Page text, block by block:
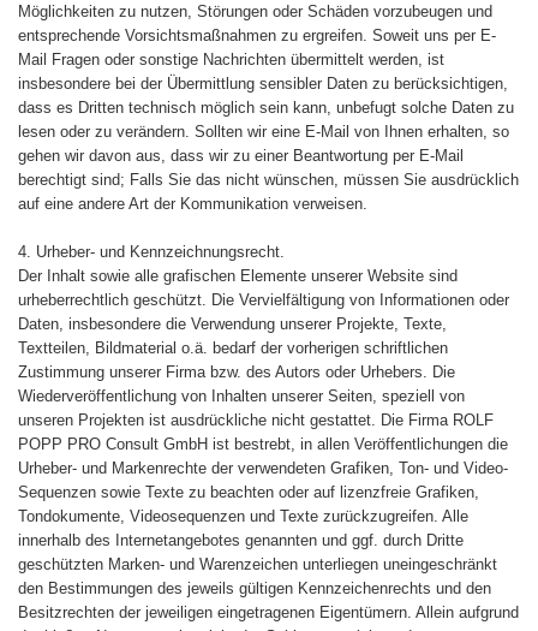
Möglichkeiten zu nutzen, Störungen oder Schäden vorzubeugen und
entsprechende Vorsichtsmaßnahmen zu ergreifen. Soweit uns per E-
Mail Fragen oder sonstige Nachrichten übermittelt werden, ist
insbesondere bei der Übermittlung sensibler Daten zu berücksichtigen,
dass es Dritten technisch möglich sein kann, unbefugt solche Daten zu
lesen oder zu verändern. Sollten wir eine E-Mail von Ihnen erhalten, so
gehen wir davon aus, dass wir zu einer Beantwortung per E-Mail
berechtigt sind; Falls Sie das nicht wünschen, müssen Sie ausdrücklich
auf eine andere Art der Kommunikation verweisen.
4. Urheber- und Kennzeichnungsrecht.
Der Inhalt sowie alle grafischen Elemente unserer Website sind
urheberrechtlich geschützt. Die Vervielfältigung von Informationen oder
Daten, insbesondere die Verwendung unserer Projekte, Texte,
Textteilen, Bildmaterial o.ä. bedarf der vorherigen schriftlichen
Zustimmung unserer Firma bzw. des Autors oder Urhebers. Die
Wiederveröffentlichung von Inhalten unserer Seiten, speziell von
unseren Projekten ist ausdrückliche nicht gestattet. Die Firma ROLF
POPP PRO Consult GmbH ist bestrebt, in allen Veröffentlichungen die
Urheber- und Markenrechte der verwendeten Grafiken, Ton- und Video-
Sequenzen sowie Texte zu beachten oder auf lizenzfreie Grafiken,
Tondokumente, Videosequenzen und Texte zurückzugreifen. Alle
innerhalb des Internetangebotes genannten und ggf. durch Dritte
geschützten Marken- und Warenzeichen unterliegen uneingeschränkt
den Bestimmungen des jeweils gültigen Kennzeichenrechts und den
Besitzrechten der jeweiligen eingetragenen Eigentümern. Allein aufgrund